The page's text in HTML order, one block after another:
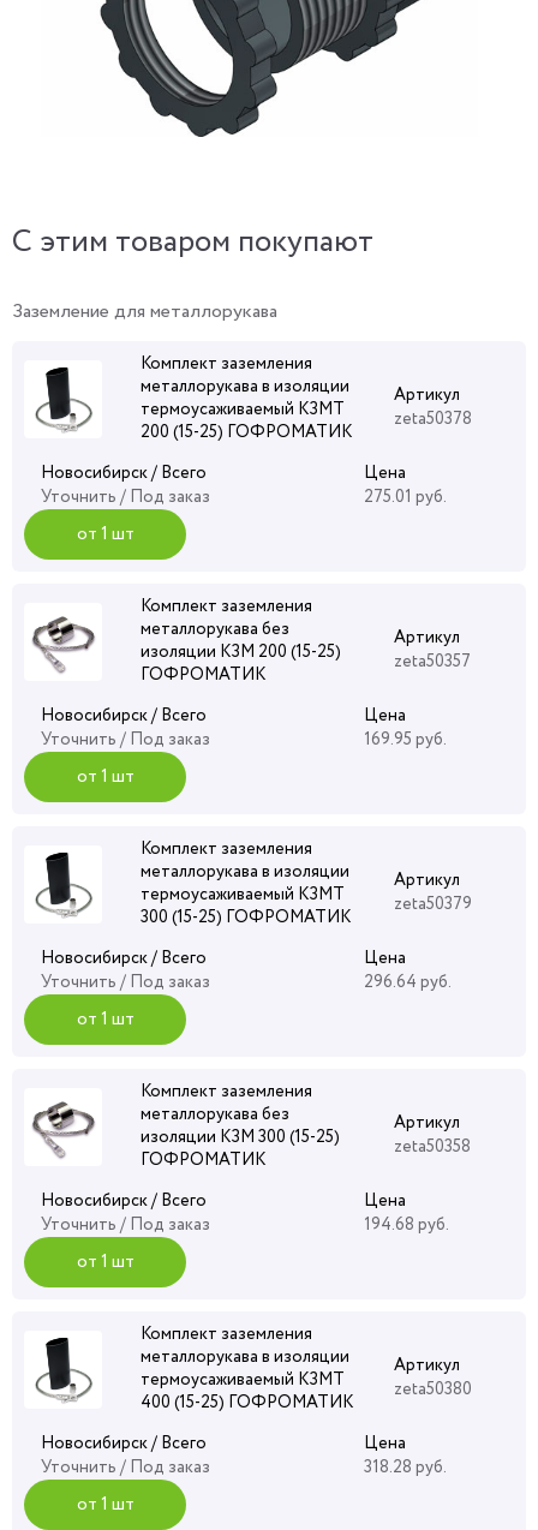
C этим товаром покупают
Заземление для металлорукава
Комплект заземления
металлорукава в изоляции
термоусаживаемый КЗМТ
200 (15-25) ГОФРОМАТИК
Артикул
zeta50378
Новосибирск / Всего
Уточнить / Под заказ
Цена
275.01 руб.
от 1 шт
Комплект заземления
металлорукава без
изоляции КЗМ 200 (15-25)
ГОФРОМАТИК
Артикул
zeta50357
Новосибирск / Всего
Уточнить / Под заказ
Цена
169.95 руб.
от 1 шт
Комплект заземления
металлорукава в изоляции
термоусаживаемый КЗМТ
300 (15-25) ГОФРОМАТИК
Артикул
zeta50379
Новосибирск / Всего
Уточнить / Под заказ
Цена
296.64 руб.
от 1 шт
Комплект заземления
металлорукава без
изоляции КЗМ 300 (15-25)
ГОФРОМАТИК
Артикул
zeta50358
Новосибирск / Всего
Уточнить / Под заказ
Цена
194.68 руб.
от 1 шт
Комплект заземления
металлорукава в изоляции
термоусаживаемый КЗМТ
400 (15-25) ГОФРОМАТИК
Артикул
zeta50380
Новосибирск / Всего
Уточнить / Под заказ
Цена
318.28 руб.
от 1 шт